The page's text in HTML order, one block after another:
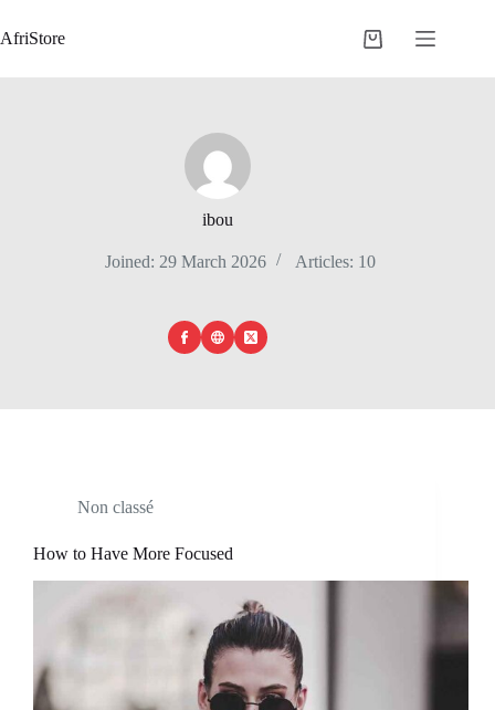
AfriStore
ibou
Joined: 29 March 2026 Articles: 10
Non classé
How to Have More Focused